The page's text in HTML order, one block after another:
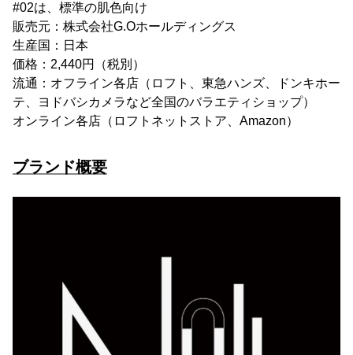
#02は、標準の肌色向け
販売元：株式会社G.Oホールディングス
生産国：日本
価格：2,440円（税別）
流通：オフライン各店（ロフト、東急ハンズ、ドンキホー
テ、ヨドバシカメラなど全国のバラエティショップ）
オンライン各店（ロフトネットストア、Amazon）
ブランド概要